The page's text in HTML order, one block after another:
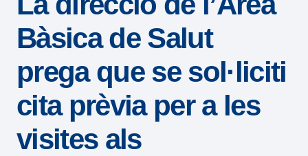
accesibilidad.
Bàsica de Salut
prega que se sol·liciti
cita prèvia per a les
visites als